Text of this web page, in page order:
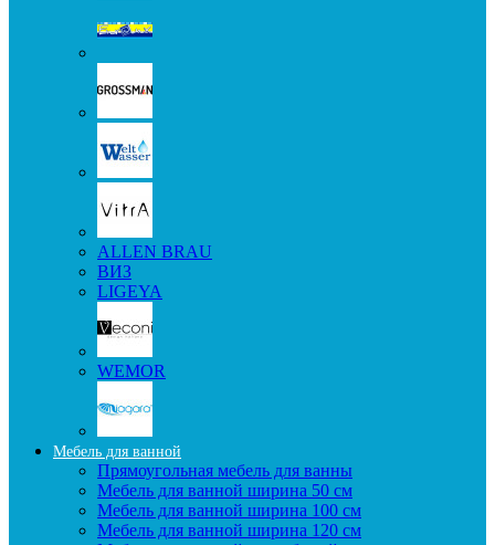
ALLEN BRAU
ВИЗ
LIGEYA
WEMOR
Мебель для ванной
Прямоугольная мебель для ванны
Мебель для ванной ширина 50 см
Мебель для ванной ширина 100 см
Мебель для ванной ширина 120 см